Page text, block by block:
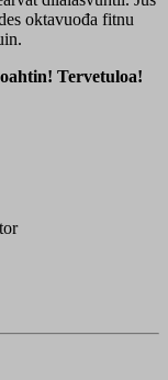
oktavuođa fitnu
Tervetuloa!